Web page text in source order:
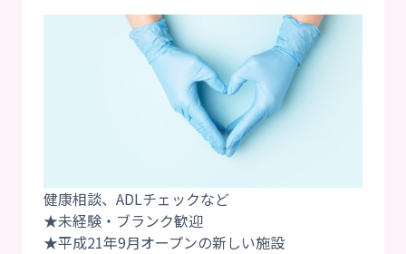
健康相談、ADLチェックなど
★未経験・ブランク歓迎
★平成21年9月オープンの新しい施設